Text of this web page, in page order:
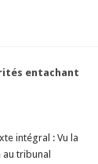
entachant
intégral : Vu la
tribunal